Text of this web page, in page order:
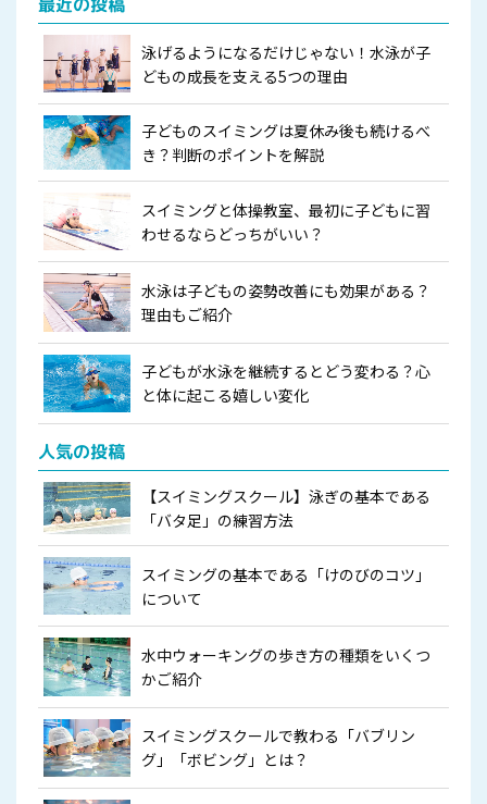
泳げるようになるだけじゃない！水泳が子
どもの成長を支える5つの理由
子どものスイミングは夏休み後も続けるべ
き？判断のポイントを解説
スイミングと体操教室、最初に子どもに習
わせるならどっちがいい？
水泳は子どもの姿勢改善にも効果がある？
理由もご紹介
子どもが水泳を継続するとどう変わる？心
と体に起こる嬉しい変化
人気の投稿
【スイミングスクール】泳ぎの基本である
「バタ足」の練習方法
スイミングの基本である「けのびのコツ」
について
水中ウォーキングの歩き方の種類をいくつ
かご紹介
スイミングスクールで教わる「バブリン
グ」「ボビング」とは？